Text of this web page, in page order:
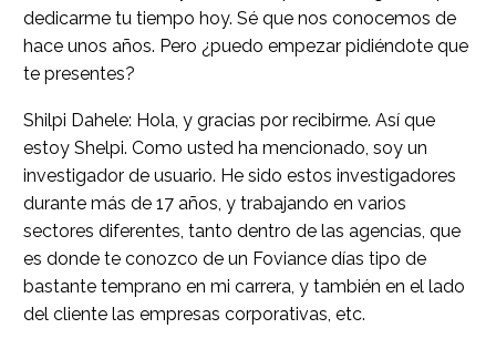
dedicarme tu tiempo hoy. Sé que nos conocemos de
hace unos años. Pero ¿puedo empezar pidiéndote que
te presentes?
Shilpi Dahele: Hola, y gracias por recibirme. Así que
estoy Shelpi. Como usted ha mencionado, soy un
investigador de usuario. He sido estos investigadores
durante más de 17 años, y trabajando en varios
sectores diferentes, tanto dentro de las agencias, que
es donde te conozco de un Foviance días tipo de
bastante temprano en mi carrera, y también en el lado
del cliente las empresas corporativas, etc.